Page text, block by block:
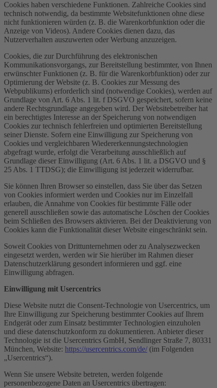
Cookies haben verschiedene Funktionen. Zahlreiche Cookies sind
technisch notwendig, da bestimmte Websitefunktionen ohne diese
nicht funktionieren würden (z. B. die Warenkorbfunktion oder die
Anzeige von Videos). Andere Cookies dienen dazu, das
Nutzerverhalten auszuwerten oder Werbung anzuzeigen.
Cookies, die zur Durchführung des elektronischen
Kommunikationsvorgangs, zur Bereitstellung bestimmter, von Ihnen
erwünschter Funktionen (z. B. für die Warenkorbfunktion) oder zur
Optimierung der Website (z. B. Cookies zur Messung des
Webpublikums) erforderlich sind (notwendige Cookies), werden auf
Grundlage von Art. 6 Abs. 1 lit. f DSGVO gespeichert, sofern keine
andere Rechtsgrundlage angegeben wird. Der Websitebetreiber hat
ein berechtigtes Interesse an der Speicherung von notwendigen
Cookies zur technisch fehlerfreien und optimierten Bereitstellung
seiner Dienste. Sofern eine Einwilligung zur Speicherung von
Cookies und vergleichbaren Wiedererkennungstechnologien
abgefragt wurde, erfolgt die Verarbeitung ausschließlich auf
Grundlage dieser Einwilligung (Art. 6 Abs. 1 lit. a DSGVO und §
25 Abs. 1 TTDSG); die Einwilligung ist jederzeit widerrufbar.
Sie können Ihren Browser so einstellen, dass Sie über das Setzen
von Cookies informiert werden und Cookies nur im Einzelfall
erlauben, die Annahme von Cookies für bestimmte Fälle oder
generell ausschließen sowie das automatische Löschen der Cookies
beim Schließen des Browsers aktivieren. Bei der Deaktivierung von
Cookies kann die Funktionalität dieser Website eingeschränkt sein.
Soweit Cookies von Drittunternehmen oder zu Analysezwecken
eingesetzt werden, werden wir Sie hierüber im Rahmen dieser
Datenschutzerklärung gesondert informieren und ggf. eine
Einwilligung abfragen.
Einwilligung mit Usercentrics
Diese Website nutzt die Consent-Technologie von Usercentrics, um
Ihre Einwilligung zur Speicherung bestimmter Cookies auf Ihrem
Endgerät oder zum Einsatz bestimmter Technologien einzuholen
und diese datenschutzkonform zu dokumentieren. Anbieter dieser
Technologie ist die Usercentrics GmbH, Sendlinger Straße 7, 80331
München, Website: https://usercentrics.com/de/ (im Folgenden
„Usercentrics“).
Wenn Sie unsere Website betreten, werden folgende
personenbezogene Daten an Usercentrics übertragen: